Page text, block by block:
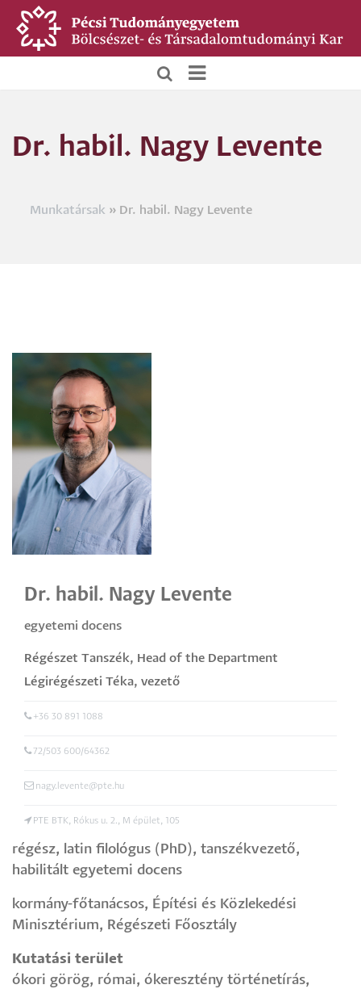
Ugrás
tartalomra
Főoldali
Dr. habil. Nagy Levente
Munkatársak Dr. habil. Nagy Levente
Dr. habil. Nagy Levente
egyetemi docens
Régészet Tanszék, Head of the Department
Légirégészeti Téka, vezető
+36 30 891 1088
72/503 600/64362
nagy.levente@pte.hu
PTE BTK, Rókus u. 2., M épület, 105
régész, latin filológus (PhD), tanszékvezető,
habilitált egyetemi docens
kormány-főtanácsos, Építési és Közlekedési
Minisztérium, Régészeti Főosztály
Kutatási terület
ókori görög, római, ókeresztény történetírás,